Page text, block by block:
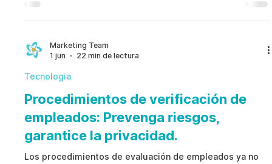
reputacionales. En lugar de esperar denuncias, auditorías
o daños visibles, la gestión predictiva de riesgos utiliza
flujos de trabajo documentados para detectar
preocupaciones de forma temprana. Cuando se impleme
Marketing Team
1 jun
22 min de lectura
Tecnologia
Procedimientos de verificación de
empleados: Prevenga riesgos,
garantice la privacidad.
Los procedimientos de evaluación de empleados ya no